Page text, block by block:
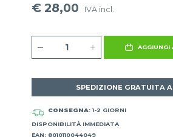
€ 28,00 IVA incl.
AGGIUNGI
SPEDIZIONE GRATUITA
CONSEGNA: 1-2 GIORNI
DISPONIBILITÀ IMMEDIATA
EAN: 8010110044049